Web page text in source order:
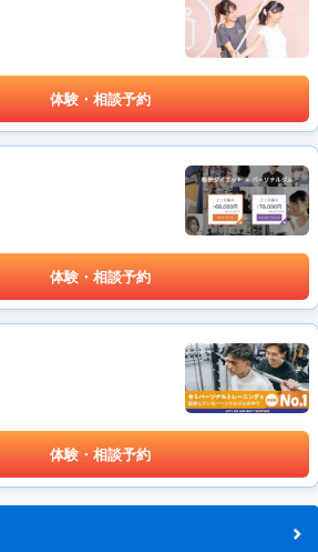
体験・相談予約
体験・相談予約
体験・相談予約